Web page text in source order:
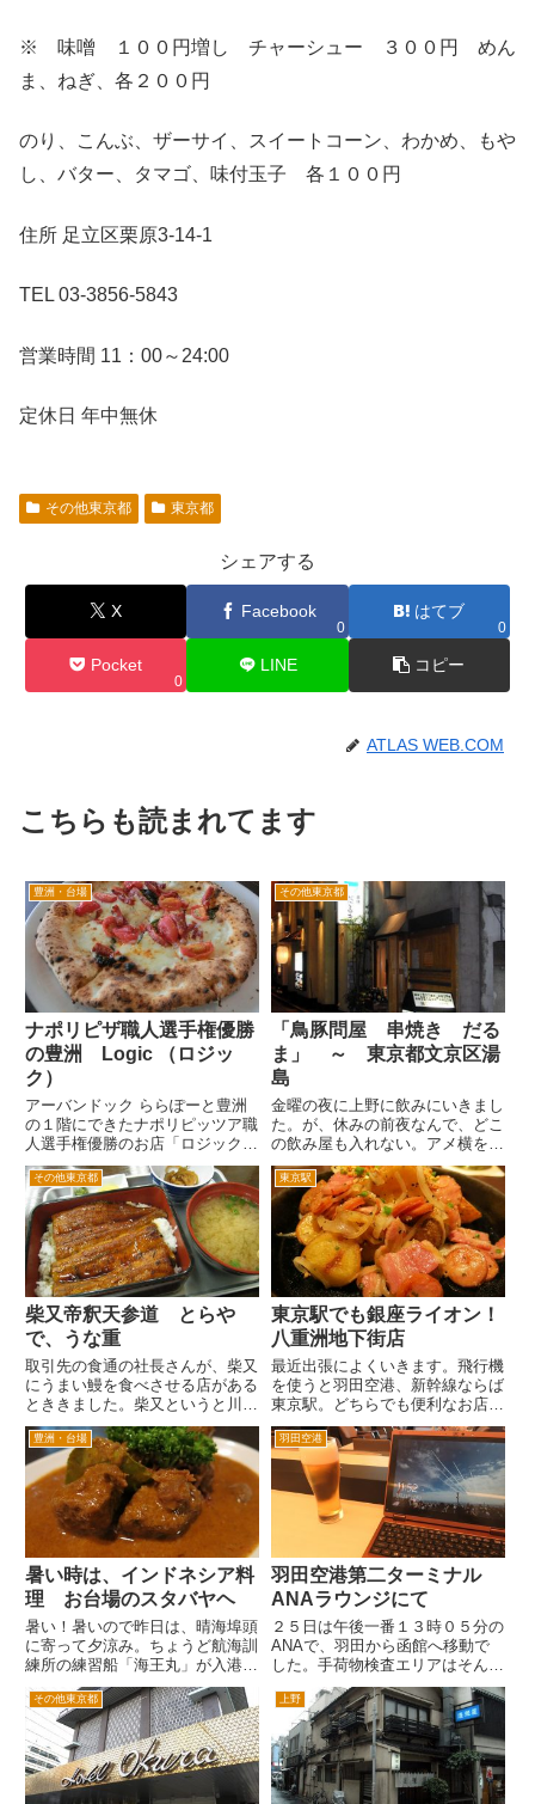
※ 味噌 １００円増し チャーシュー ３００円 めん
ま、ねぎ、各２００円
のり、こんぶ、ザーサイ、スイートコーン、わかめ、もや
し、バター、タマゴ、味付玉子 各１００円
住所 足立区栗原3-14-1
TEL 03-3856-5843
営業時間 11：00～24:00
定休日 年中無休
その他東京都 東京都
シェアする
X Facebook
0
はてブ
0
Pocket
0
LINE コピー
ATLAS WEB.COM
こちらも読まれてます
豊洲・台場
ナポリピザ職人選手権優勝
の豊洲 Logic （ロジッ
ク）
アーバンドック ららぽーと豊洲
の１階にできたナポリピッツア職
人選手権優勝のお店「ロジック」
さん。アーバンドック ららぽー
と豊洲の１階の海側。目の前が、
船着場のあたりです。 ナポリピ
ッツアというのは、イタリアのナ
ポリ地方で食べられているピザ
の...
その他東京都
「鳥豚問屋 串焼き だる
ま」 ～ 東京都文京区湯
島
金曜の夜に上野に飲みにいきまし
た。が、休みの前夜なんで、どこ
の飲み屋も入れない。アメ横をう
ろうろしているうちに御徒町駅前
の春日通りを横断してしまい、こ
の店を発見しました。 ちょと面
白そうな「鳥豚問屋」という響き
も手伝って店内へ。ちょっと狭
い...
その他東京都
柴又帝釈天参道 とらや
で、うな重
取引先の食通の社長さんが、柴又
にうまい鰻を食べさせる店がある
とききました。柴又というと川魚
料理で有名な「川千屋」「川甚」
かなと思ったら、違うらしいんで
す。 柴又帝釈天参道のとらやと
いうお店だそうです。とらやとい
うと団子やさんじゃなかったか
な...
東京駅
東京駅でも銀座ライオン！
八重洲地下街店
最近出張によくいきます。飛行機
を使うと羽田空港、新幹線ならば
東京駅。どちらでも便利なお店
が、銀座ライオンです。東京駅だ
と八重洲地下街店が、便利です。
東京駅改札からすぐに巨大な地下
商店街があります。八重洲地下商
店街です。飲食店が多数ありま
豊洲・台場
暑い時は、インドネシア料
理 お台場のスタバヤヘ
暑い！暑いので昨日は、晴海埠頭
に寄って夕涼み。ちょうど航海訓
練所の練習船「海王丸」が入港し
ていました。 晴海埠頭からレ
インボーブリッジをわたってお台
場へ。レインボーブリッジを渡り
きると、左側に海上保安庁の巡視
船が数隻並んでいるのだが、一
隻...
羽田空港
羽田空港第二ターミナル
ANAラウンジにて
２５日は午後一番１３時０５分の
ANAで、羽田から函館へ移動で
した。手荷物検査エリアはそんな
混んでいないけど、せっかくなん
で「プレミアムチェックイン」を
利用。 パソコンをかばんから
だしていたら、後ろからサラリー
マンが二人来たので、先へゆり
ま...
その他東京都 上野